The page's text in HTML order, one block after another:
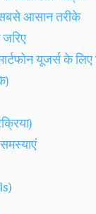
आसान तरीके
यूजर्स के